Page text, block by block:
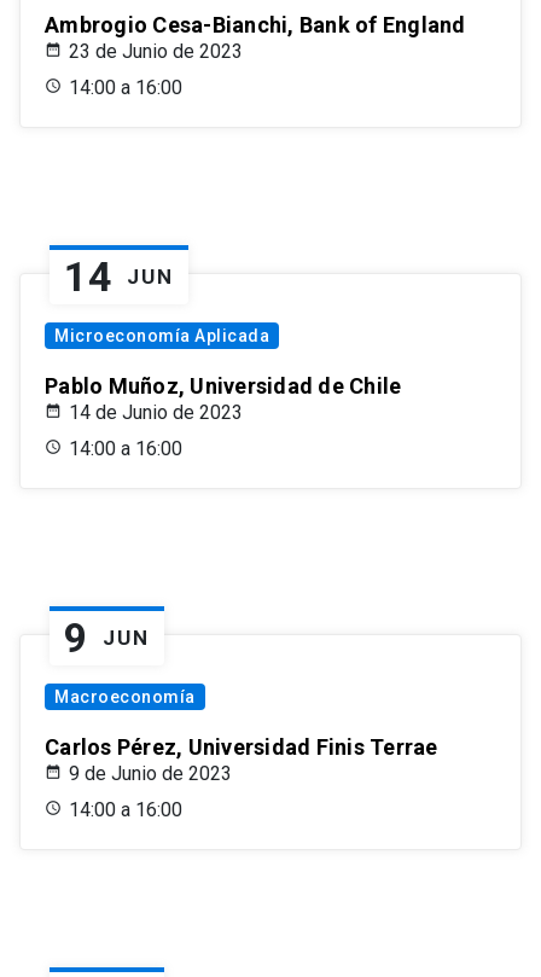
Ambrogio Cesa-Bianchi, Bank of England
23 de Junio de 2023
14:00 a 16:00
14 JUN
Microeconomía Aplicada
Pablo Muñoz, Universidad de Chile
14 de Junio de 2023
14:00 a 16:00
9 JUN
Macroeconomía
Carlos Pérez, Universidad Finis Terrae
9 de Junio de 2023
14:00 a 16:00